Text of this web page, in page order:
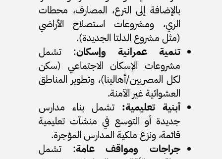
بالإضافة إلى الترع، المصارف، محطات
الري، ومشروعات استصلاح الأراضي
(مثل مشروع الدلتا الجديدة).
تنمية عمرانية وإسكان: تشمل
مشروعات الإسكان الاجتماعي (سكن
لكل المصريين/أهالينا)، وتطوير المناطق
العشوائية غير الآمنة.
أبنية تعليمية: تشمل بناء مدارس
جديدة أو التوسع في منشآت تعليمية
قائمة، ونزع ملكية المدارس المؤجرة.
جراجات ومواقف عامة: تشمل